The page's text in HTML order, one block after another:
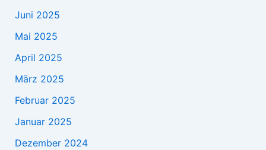
Juni 2025
Mai 2025
April 2025
März 2025
Februar 2025
Januar 2025
Dezember 2024